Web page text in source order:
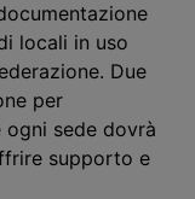
locali in uso
Due
per
sede dovrà
supporto e